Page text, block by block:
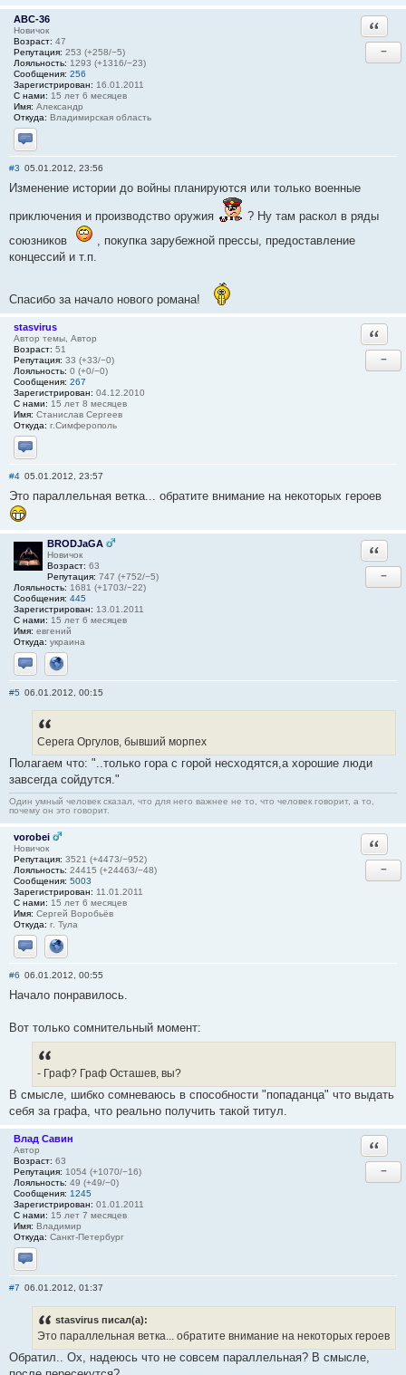
АВС-36
Новичок
Возраст: 47
Репутация: 253 (+258/−5)
Лояльность: 1293 (+1316/−23)
Сообщения: 256
Зарегистрирован: 16.01.2011
С нами: 15 лет 6 месяцев
Имя: Александр
Откуда: Владимирская область
Отправить личное сообщение
−
#3 05.01.2012, 23:56
Изменение истории до войны планируются или только военные
приключения и производство оружия
? Ну там раскол в ряды
союзников
, покупка зарубежной прессы, предоставление
концессий и т.п.
Спасибо за начало нового романа!
stasvirus
Автор темы, Автор
Возраст: 51
Репутация: 33 (+33/−0)
Лояльность: 0 (+0/−0)
Сообщения: 267
Зарегистрирован: 04.12.2010
С нами: 15 лет 8 месяцев
Имя: Станислав Сергеев
Откуда: г.Симферополь
Отправить личное сообщение
−
#4 05.01.2012, 23:57
Это параллельная ветка... обратите внимание на некоторых героев
BRODJaGA
Новичок
Возраст: 63
Репутация: 747 (+752/−5)
Лояльность: 1681 (+1703/−22)
Сообщения: 445
Зарегистрирован: 13.01.2011
С нами: 15 лет 6 месяцев
Имя: евгений
Откуда: украина
Отправить личное сообщение
Сайт
−
#5 06.01.2012, 00:15
Серега Оргулов, бывший морпех
Полагаем что: "..только гора с горой несходятся,а хорошие люди
завсегда сойдутся."
Один умный человек сказал, что для него важнее не то, что человек говорит, а то,
почему он это говорит.
vorobei
Новичок
Репутация: 3521 (+4473/−952)
Лояльность: 24415 (+24463/−48)
Сообщения: 5003
Зарегистрирован: 11.01.2011
С нами: 15 лет 6 месяцев
Имя: Сергей Воробьёв
Откуда: г. Тула
Отправить личное сообщение
Сайт
−
#6 06.01.2012, 00:55
Начало понравилось.
Вот только сомнительный момент:
- Граф? Граф Осташев, вы?
В смысле, шибко сомневаюсь в способности "попаданца" что выдать
себя за графа, что реально получить такой титул.
Влад Савин
Автор
Возраст: 63
Репутация: 1054 (+1070/−16)
Лояльность: 49 (+49/−0)
Сообщения: 1245
Зарегистрирован: 01.01.2011
С нами: 15 лет 7 месяцев
Имя: Владимир
Откуда: Санкт-Петербург
Отправить личное сообщение
−
#7 06.01.2012, 01:37
stasvirus писал(а):
Это параллельная ветка... обратите внимание на некоторых героев
Обратил.. Ох, надеюсь что не совсем параллельная? В смысле,